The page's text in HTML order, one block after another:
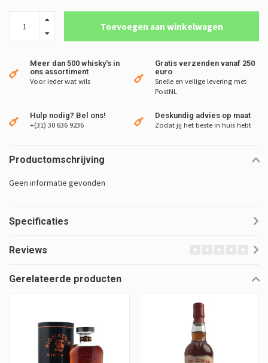
Toevoegen aan winkelwagen
Meer dan 500 whisky's in
ons assortiment
Voor ieder wat wils
Gratis verzenden vanaf 250
euro
Snelle en veilige levering met
PostNL
Hulp nodig? Bel ons!
+(31) 30 636 9236
Deskundig advies op maat
Zodat jij het beste in huis hebt
Productomschrijving
Geen informatie gevonden
Specificaties
Reviews
Gerelateerde producten